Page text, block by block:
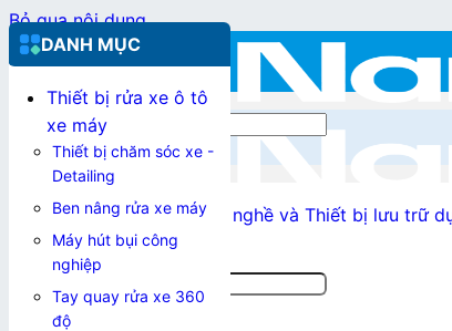
Bỏ qua nội dung
Tìm kiếm:
DANH MỤC
Thiết bị rửa xe ô tô
xe máy
Thiết bị chăm sóc xe -
Detailing
Ben nâng rửa xe máy
Máy hút bụi công
nghiệp
Tay quay rửa xe 360
độ
Nam Việt Tek»Tủ đồ nghề và Thiết bị lưu trữ